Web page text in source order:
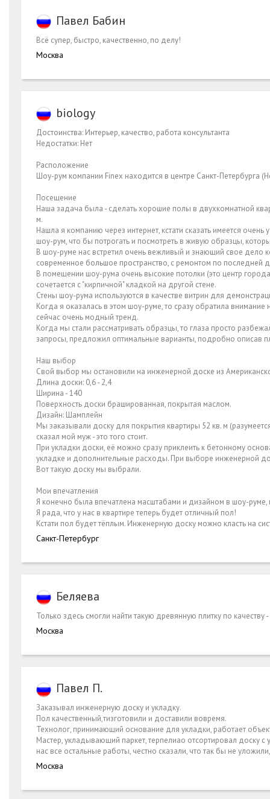
Павел Бабин
Всё супер, быстро, качественно, по делу!
Москва
biology
Достоинства: Интерьер, качество, работа консультанта
Недостатки: Нет
Расположение
Шоу-рум компании Finex находится в центре Санкт-Петербурга
Посещение
Наша задача была - сделать хорошие полы в двухкомнатной
м.
Нашла я компанию через интернет, кстати сказать имеется
шоу-рум, что бы потрогать и посмотреть в живую образцы,
В шоу-руме нас встретил очень вежливый и знающий свое дело
современное большое пространство, с ремонтом по последней
В помещении шоу-рума очень высокие потолки (это центр
сочетается с "кирпичной" кладкой на другой стене.
Стены шоу-рума используются в качестве витрин для
Когда я оказалась в этом шоу-руме, то сразу обратила
сейчас очень модный тренд.
Когда мы стали рассматривать образцы, то глаза просто
запросы, предложил оптимальные варианты, подробно описав
Наш выбор
Свой выбор мы остановили на инженерной доске из
Длина доски: 0,6 - 2,4
Ширина - 140
Поверхность доски брашированная, покрытая маслом.
Дизайн: Шамплейн
Мы заказывали доску для покрытия квартиры 52 кв. м
сказал мой муж - это того стоит.
При укладки доски, её можно сразу приклеить к бетонному
укладке и дополнительные расходы. При выборе инженерной
Вот такую доску мы выбрали.
Мои впечатления
Я конечно была впечатлена масштабами и дизайном в шоу-
Я рада, что у нас в квартире теперь будет отличный пол!
Кстати пол будет тёплым. Инженерную доску можно класть на
Санкт-Петербург
Беляева
Только здесь смогли найти такую древянную плитку по
Москва
Павел П.
Заказывал инженерную доску и укладку.
Пол качественный,тизготовили и доставили вовремя.
Технолог, принимающий основание для укладки, работает
Мастер, укладывающий паркет, терпелиао отсортировал доску
нас все остальные работы, честно сказали, что так бы не
Москва